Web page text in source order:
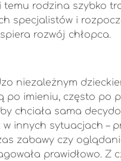
temu rodzina szybko
specjalistów i
rozwój chłopca.
niezależnym
po imieniu, często po
chciała sama
innych sytuacjach –
zabawy czy
prawidłowo. Z